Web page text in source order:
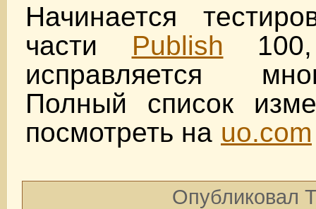
Начинается
части
Publish
исправляется
Полный список
посмотреть на uo.com
Опубликовал